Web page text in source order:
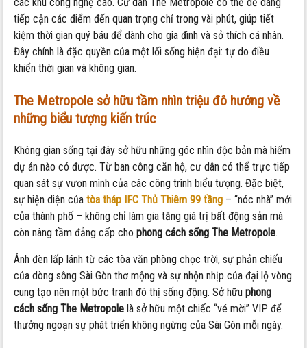
tiếp cận các điểm đến quan trọng chỉ trong vài phút, giúp tiết
kiệm thời gian quý báu để dành cho gia đình và sở thích cá nhân.
Đây chính là đặc quyền của một lối sống hiện đại: tự do điều
khiển thời gian và không gian.
The Metropole sở hữu tầm nhìn triệu đô hướng về
những biểu tượng kiến trúc
Không gian sống tại đây sở hữu những góc nhìn độc bản mà hiếm
dự án nào có được. Từ ban công căn hộ, cư dân có thể trực tiếp
quan sát sự vươn mình của các công trình biểu tượng. Đặc biệt,
sự hiện diện củatòa tháp IFC Thủ Thiêm 99 tầng – “nóc nhà” mới
của thành phố – không chỉ làm gia tăng giá trị bất động sản mà
còn nâng tầm đẳng cấp chophong cách sống The Metropole.
Ánh đèn lấp lánh từ các tòa văn phòng chọc trời, sự phản chiếu
của dòng sông Sài Gòn thơ mộng và sự nhộn nhịp của đại lộ vòng
cung tạo nên một bức tranh đô thị sống động. Sở hữuphong
cách sống The Metropole là sở hữu một chiếc “vé mời” VIP để
thưởng ngoạn sự phát triển không ngừng của Sài Gòn mỗi ngày.